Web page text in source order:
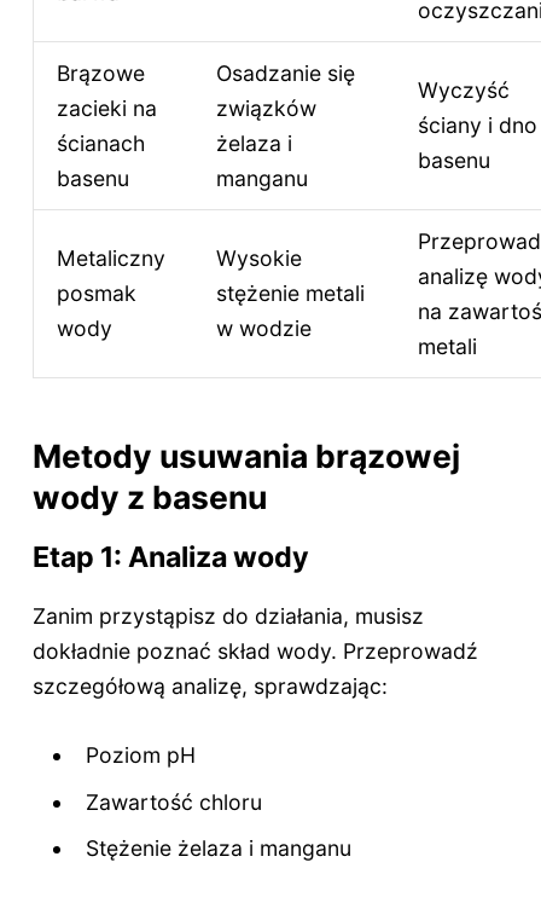
Brązowe
zacieki na
ścianach
basenu
Osadzanie się
związków
żelaza i
manganu
Wyczyść
ściany i dno
basenu
Metaliczny
posmak
wody
Wysokie
stężenie metali
w wodzie
analizę
na
metali
Metody usuwania brązowej
wody z basenu
Etap 1: Analiza wody
Zanim przystąpisz do działania, musisz
dokładnie poznać skład wody. Przeprowadź
szczegółową analizę, sprawdzając:
Poziom pH
Zawartość chloru
Stężenie żelaza i manganu